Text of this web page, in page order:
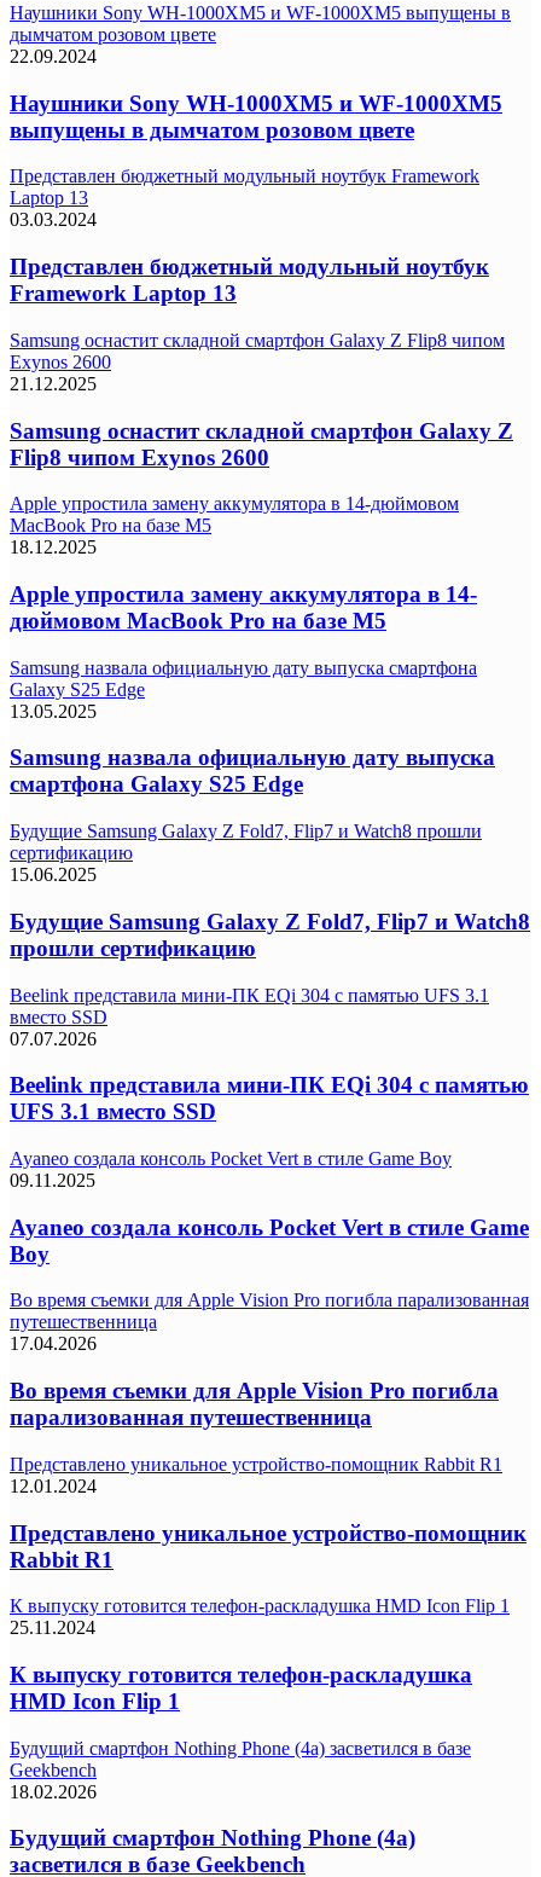
Наушники Sony WH-1000XM5 и WF-1000XM5 выпущены в
дымчатом розовом цвете
22.09.2024
Наушники Sony WH-1000XM5 и WF-1000XM5
выпущены в дымчатом розовом цвете
Представлен бюджетный модульный ноутбук Framework
Laptop 13
03.03.2024
Представлен бюджетный модульный ноутбук
Framework Laptop 13
Samsung оснастит складной смартфон Galaxy Z Flip8 чипом
Exynos 2600
21.12.2025
Samsung оснастит складной смартфон Galaxy Z
Flip8 чипом Exynos 2600
Apple упростила замену аккумулятора в 14-дюймовом
MacBook Pro на базе M5
18.12.2025
Apple упростила замену аккумулятора в 14-
дюймовом MacBook Pro на базе M5
Samsung назвала официальную дату выпуска смартфона
Galaxy S25 Edge
13.05.2025
Samsung назвала официальную дату выпуска
смартфона Galaxy S25 Edge
Будущие Samsung Galaxy Z Fold7, Flip7 и Watch8 прошли
сертификацию
15.06.2025
Будущие Samsung Galaxy Z Fold7, Flip7 и Watch8
прошли сертификацию
Beelink представила мини-ПК EQi 304 с памятью UFS 3.1
вместо SSD
07.07.2026
Beelink представила мини-ПК EQi 304 с памятью
UFS 3.1 вместо SSD
Ayaneo создала консоль Pocket Vert в стиле Game Boy
09.11.2025
Ayaneo создала консоль Pocket Vert в стиле Game
Boy
Во время съемки для Apple Vision Pro погибла парализованная
путешественница
17.04.2026
Во время съемки для Apple Vision Pro погибла
парализованная путешественница
Представлено уникальное устройство-помощник Rabbit R1
12.01.2024
Представлено уникальное устройство-помощник
Rabbit R1
К выпуску готовится телефон-раскладушка HMD Icon Flip 1
25.11.2024
К выпуску готовится телефон-раскладушка
HMD Icon Flip 1
Будущий смартфон Nothing Phone (4a) засветился в базе
Geekbench
18.02.2026
Будущий смартфон Nothing Phone (4a)
засветился в базе Geekbench